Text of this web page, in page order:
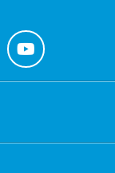
Ga
naar
Youtube